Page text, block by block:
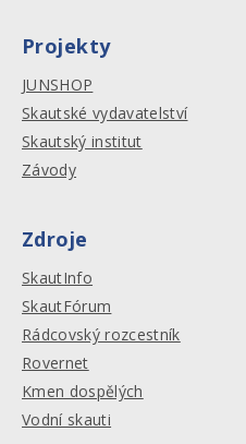
Projekty
JUNSHOP
Skautské vydavatelství
Skautský institut
Závody
Zdroje
SkautInfo
SkautFórum
Rádcovský rozcestník
Rovernet
Kmen dospělých
Vodní skauti